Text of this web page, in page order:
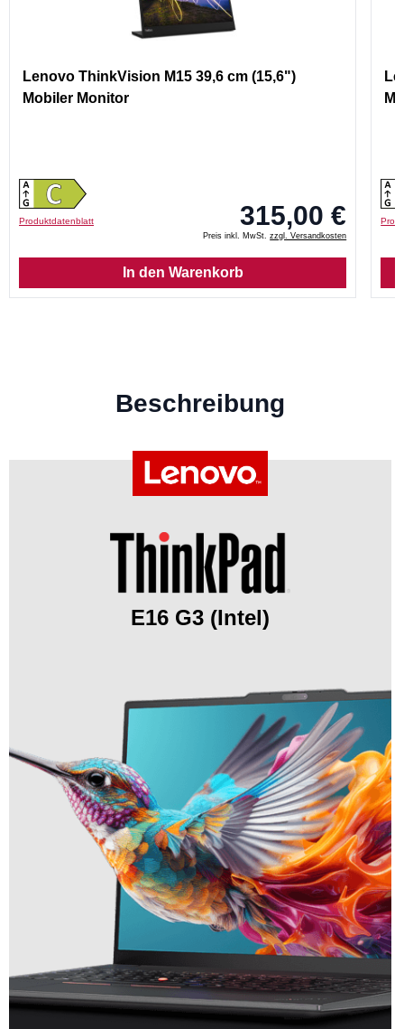
Lenovo ThinkVision M15 39,6 cm (15,6")
Mobiler Monitor
Produktdatenblatt 315,00 €
Preis inkl. MwSt.zzgl. Versandkosten
In den Warenkorb
Beschreibung
E16 G3 (Intel)